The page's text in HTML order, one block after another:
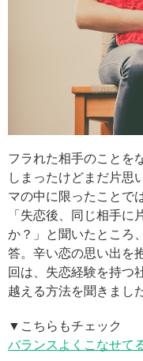
フラれた相手のこと
しまったけどまだ片
マの中に限ったことで
「失恋後、同じ相手に
か？」と聞いたところ
答。辛い恋の思い出を
回は、失恋経験を持つ
越える方法を聞きまし
▼こちらもチェック
バランスよくこなせて